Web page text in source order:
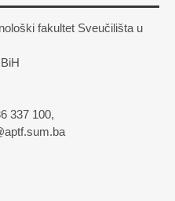
fakultet Sveučilišta u
337 100,